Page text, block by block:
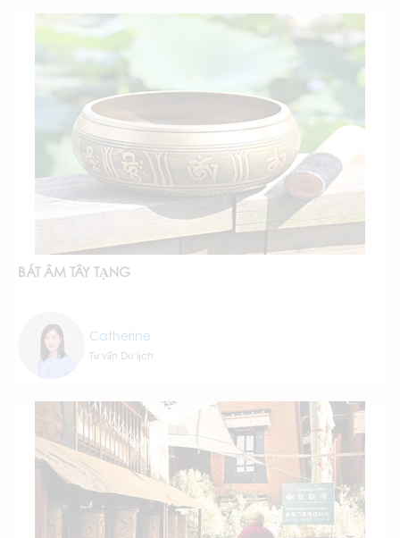
BÁT ÂM TÂY TẠNG
Catherine
Tư vấn Du lịch